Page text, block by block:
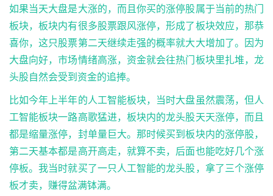
如果当天大盘是大涨的，而且你买的涨停股属于当前的热门
板块，板块内有很多股票跟风涨停，形成了板块效应，那恭
喜你，这只股票第二天继续走强的概率就大大增加了。因为
大盘向好，市场情绪高涨，资金就会往热门板块里扎堆，龙
头股自然会受到资金的追捧。
比如今年上半年的人工智能板块，当时大盘虽然震荡，但人
工智能板块一路高歌猛进，板块内的龙头股天天涨停，而且
都是缩量涨停，封单量巨大。那时候买到板块内的涨停股，
第二天基本都是高开高走，就算不卖，后面也能吃好几个涨
停板。我当时就买了一只人工智能的龙头股，拿了三个涨停
板才卖，赚得盆满钵满。